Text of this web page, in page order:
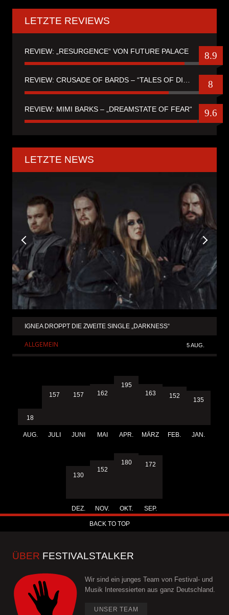
LETZTE REVIEWS
REVIEW: „RESURGENCE“ VON FUTURE PALACE 8.9
REVIEW: CRUSADE OF BARDS – “TALES OF DISTANT WORLDS“ 8
REVIEW: MIMI BARKS – „DREAMSTATE OF FEAR“ 9.6
LETZTE NEWS
IGNEA DROPPT DIE ZWEITE SINGLE „DARKNESS“
ALLGEMEIN 5 AUG.
18
AUG.
157
JULI
157
JUNI
162
MAI
195
APR.
163
MÄRZ
152
FEB.
135
JAN.
130
DEZ.
152
NOV.
180
OKT.
172
SEP.
BACK TO TOP
ÜBER FESTIVALSTALKER
Wir sind ein junges Team von Festival- und
Musik Interessierten aus ganz Deutschland.
UNSER TEAM